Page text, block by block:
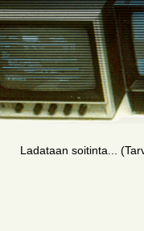
Ladataan soitinta...